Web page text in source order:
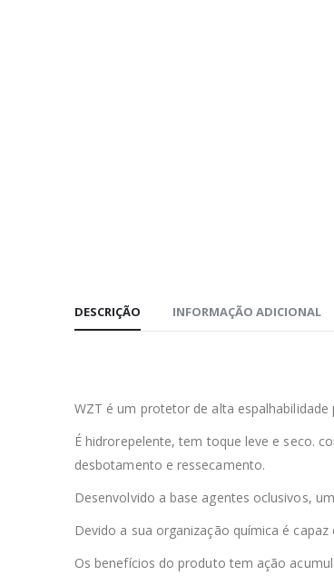
DESCRIÇÃO INFORMAÇÃO ADICIONAL
WZT é um protetor de alta espalhabilidade
É hidrorepelente, tem toque leve e seco.
desbotamento e ressecamento.
Desenvolvido a base agentes oclusivos,
Devido a sua organização química é
Os benefícios do produto tem ação